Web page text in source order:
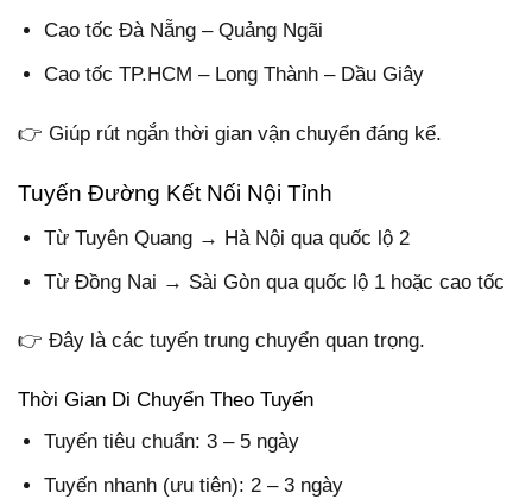
Cao tốc Đà Nẵng – Quảng Ngãi
Cao tốc TP.HCM – Long Thành – Dầu Giây
👉 Giúp rút ngắn thời gian vận chuyển đáng kể.
Tuyến Đường Kết Nối Nội Tỉnh
Từ Tuyên Quang → Hà Nội qua quốc lộ 2
Từ Đồng Nai → Sài Gòn qua quốc lộ 1 hoặc cao tốc
👉 Đây là các tuyến trung chuyển quan trọng.
Thời Gian Di Chuyển Theo Tuyến
Tuyến tiêu chuẩn: 3 – 5 ngày
Tuyến nhanh (ưu tiên): 2 – 3 ngày